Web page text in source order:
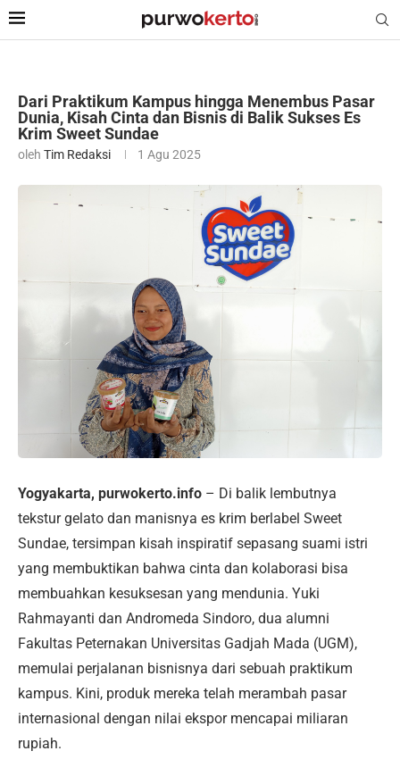
Dari Praktikum Kampus hingga Menembus Pasar
Dunia, Kisah Cinta dan Bisnis di Balik Sukses Es
Krim Sweet Sundae
oleh Tim Redaksi 1 Agu 2025
Yogyakarta, purwokerto.info – Di balik lembutnya
tekstur gelato dan manisnya es krim berlabel Sweet
Sundae, tersimpan kisah inspiratif sepasang suami istri
yang membuktikan bahwa cinta dan kolaborasi bisa
membuahkan kesuksesan yang mendunia. Yuki
Rahmayanti dan Andromeda Sindoro, dua alumni
Fakultas Peternakan Universitas Gadjah Mada (UGM),
memulai perjalanan bisnisnya dari sebuah praktikum
kampus. Kini, produk mereka telah merambah pasar
internasional dengan nilai ekspor mencapai miliaran
rupiah.